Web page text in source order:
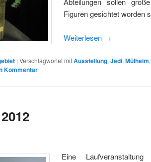
Figuren gesichtet worden
Weiterlesen →
| Verschlagwortet mitAusstellung, Jedi, Mülheim,
Kommentar
Eine